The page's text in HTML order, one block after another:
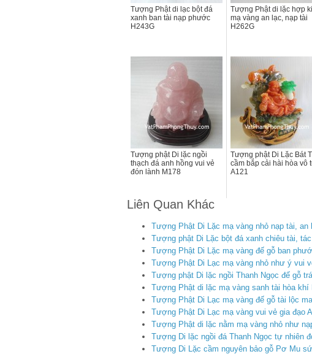
Tượng Phật di lạc bột đá
xanh ban tài nạp phước
H243G
Tượng Phật di lặc hợp
mạ vàng an lạc, nạp tài
H262G
Tượng phật Di lặc ngồi
thạch đá anh hồng vui vẻ
đón lành M178
Tượng phật Di Lặc Bát
cầm bắp cải hài hòa vô
A121
Liên Quan Khác
Tượng Phật Di Lặc mạ vàng nhỏ nạp tài, an
Tượng phật Di Lặc bột đá xanh chiêu tài,
Tượng Phật Di Lặc mạ vàng đế gỗ ban
Tượng Phật Di Lạc mạ vàng nhỏ như ý vui
Tượng phật Di lặc ngồi Thanh Ngọc đế gỗ
Tượng Phật di lặc mạ vàng sanh tài hòa khí
Tượng Phật Di Lạc mạ vàng đế gỗ tài lộc
Tượng Phật Di Lạc mạ vàng vui vẻ gia đạo
Tượng Phật di lặc nằm mạ vàng nhỏ như
Tượng Di lặc ngồi đá Thanh Ngọc tự nhiên
Tượng Di Lặc cầm nguyên bảo gỗ Pơ Mu